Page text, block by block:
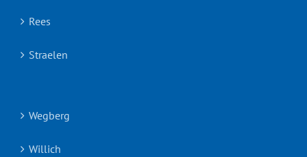
Rees
Straelen
Wegberg
Willich